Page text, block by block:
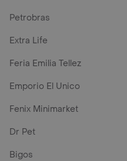
Petrobras
Extra Life
Feria Emilia Tellez
Emporio El Unico
Fenix Minimarket
Dr Pet
Bigos